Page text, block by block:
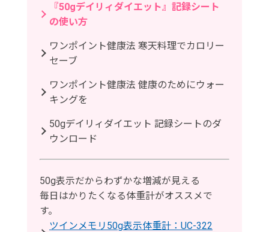
『50gデイリィダイエット』記録シート
の使い方
ワンポイント健康法 寒天料理でカロリー
セーブ
ワンポイント健康法 健康のためにウォー
キングを
50gデイリィダイエット 記録シートのダ
ウンロード
50g表示だからわずかな増減が見える
毎日はかりたくなる体重計がオススメで
す。
ツインメモリ50g表示体重計：UC-322